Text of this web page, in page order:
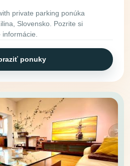
private parking ponúka
Slovensko. Pozrite si
ponuky